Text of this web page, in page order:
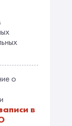
о
в